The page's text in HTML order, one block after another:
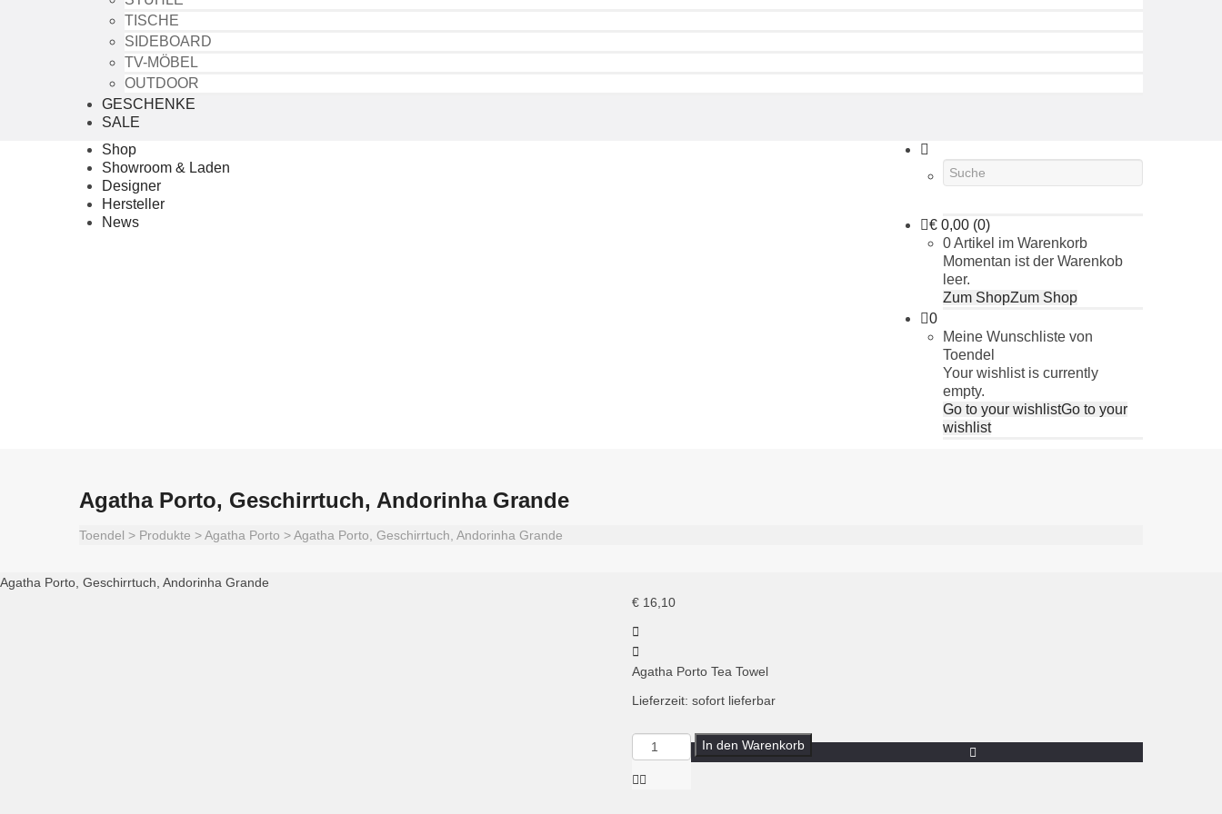
TISCHE
SIDEBOARD
TV-MÖBEL
OUTDOOR
GESCHENKE
SALE
Shop
Showroom & Laden
Designer
Hersteller
News
€ 0,00 (0)
0 Artikel im Warenkorb
Momentan ist der Warenkob
leer.
Zum ShopZum Shop
0
Meine Wunschliste von
Toendel
Your wishlist is currently
empty.
Go to your wishlistGo to your
wishlist
Agatha Porto, Geschirrtuch, Andorinha Grande
Toendel > Produkte >Agatha Porto >Agatha Porto, Geschirrtuch, Andorinha Grande
Agatha Porto, Geschirrtuch, Andorinha Grande
€ 16,10
Agatha Porto Tea Towel
Lieferzeit: sofort lieferbar
Menge
Agatha
Porto,
In den Warenkorb